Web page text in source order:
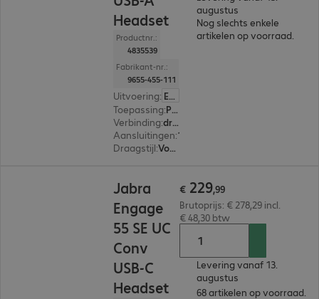
Headset
Productnr.:
4835539
Fabrikant-nr.:
9655-455-111
Uitvoering: Europa
Toepassing: PC, Notebook
Verbinding:
draadloos
Aansluitingen:
Draagstijl: Voor één oor
augustus
Nog slechts enkele
artikelen op voorraad.
Jabra
Engage
55 SE UC
Conv
USB-C
Headset
€ 229,99
Brutoprijs: € 278,29 incl.
€ 48,30 btw
Levering vanaf 13.
augustus
68 artikelen op voorraad.